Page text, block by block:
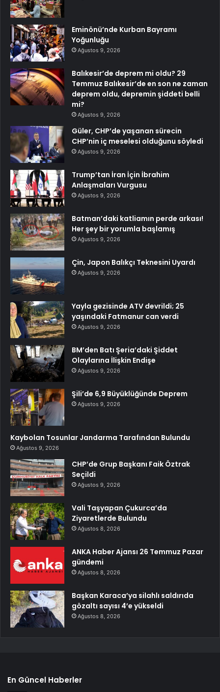
Eminönü’nde Kurban Bayramı
Yoğunluğu
Ağustos 9, 2026
Balıkesir’de deprem mi oldu? 29
Temmuz Balıkesir’de en son ne zaman
deprem oldu, depremin şiddeti belli
mi?
Ağustos 9, 2026
Güler, CHP’de yaşanan sürecin
CHP’nin iç meselesi olduğunu söyledi
Ağustos 9, 2026
Trump’tan İran İçin İbrahim
Anlaşmaları Vurgusu
Ağustos 9, 2026
Batman’daki katliamın perde arkası!
Her şey bir yorumla başlamış
Ağustos 9, 2026
Çin, Japon Balıkçı Teknesini Uyardı
Ağustos 9, 2026
Yayla gezisinde ATV devrildi; 25
yaşındaki Fatmanur can verdi
Ağustos 9, 2026
BM’den Batı Şeria’daki Şiddet
Olaylarına İlişkin Endişe
Ağustos 9, 2026
Şili’de 6,9 Büyüklüğünde Deprem
Ağustos 9, 2026
Kaybolan Tosunlar Jandarma Tarafından Bulundu
Ağustos 9, 2026
CHP’de Grup Başkanı Faik Öztrak
Seçildi
Ağustos 9, 2026
Vali Taşyapan Çukurca’da
Ziyaretlerde Bulundu
Ağustos 8, 2026
ANKA Haber Ajansı 26 Temmuz Pazar
gündemi
Ağustos 8, 2026
Başkan Karaca’ya silahlı saldırıda
gözaltı sayısı 4’e yükseldi
Ağustos 8, 2026
En Güncel Haberler